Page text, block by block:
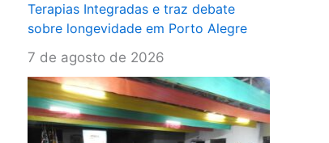
Terapias Integradas e traz debate
sobre longevidade em Porto Alegre
7 de agosto de 2026